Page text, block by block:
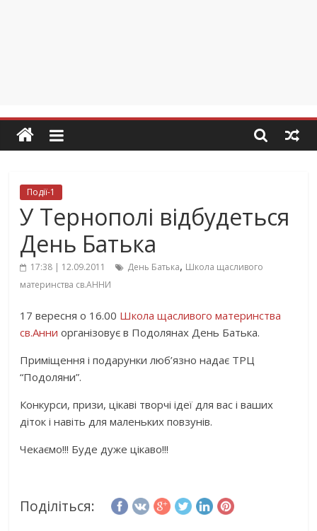
Події-1
У Тернополі відбудеться
День Батька
17:38 | 12.09.2011 День Батька, Школа щасливого
материнства св.АННИ
17 вересня о 16.00 Школа щасливого материнства
св.Анни організовує в Подолянах День Батька.
Приміщення і подарунки люб’язно надає ТРЦ
“Подоляни”.
Конкурси, призи, цікаві творчі ідеї для вас і ваших
діток і навіть для маленьких повзунів.
Чекаємо!!! Буде дуже цікаво!!!
Поділіться: